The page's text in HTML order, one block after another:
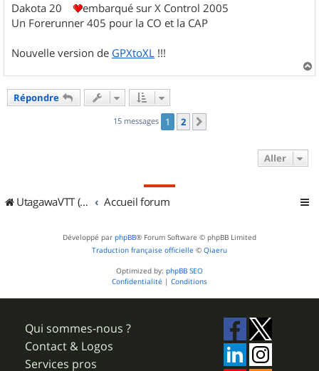
Dakota 20
embarqué sur X Control 2005
Un Forerunner 405 pour la CO et la CAP
Nouvelle version de GPXtoXL !!!
a
Répondre
15 messages 1 2
Aller
UtagawaVTT (Randos VTT et VTTAE avec traces GPS) Accueil forum
Développé par phpBB® Forum Software © phpBB Limited
Traduction française officielle © Qiaeru
Optimized by: phpBB SEO
Confidentialité | Conditions
Qui sommes-nous ?
Contact & Logos
Services pros